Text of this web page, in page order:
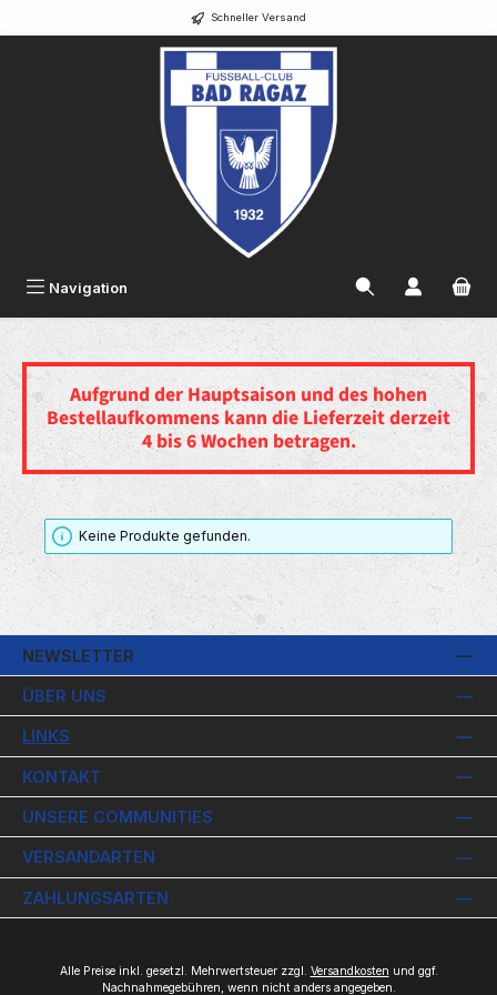
Schneller Versand
Navigation
Aufgrund der Hauptsaison und des hohen
Bestellaufkommens kann die Lieferzeit derzeit
4 bis 6 Wochen betragen.
Keine Produkte gefunden.
NEWSLETTER
ÜBER UNS
LINKS
KONTAKT
UNSERE COMMUNITIES
VERSANDARTEN
ZAHLUNGSARTEN
Alle Preise inkl. gesetzl. Mehrwertsteuer zzgl. Versandkosten und ggf.
Nachnahmegebühren, wenn nicht anders angegeben.